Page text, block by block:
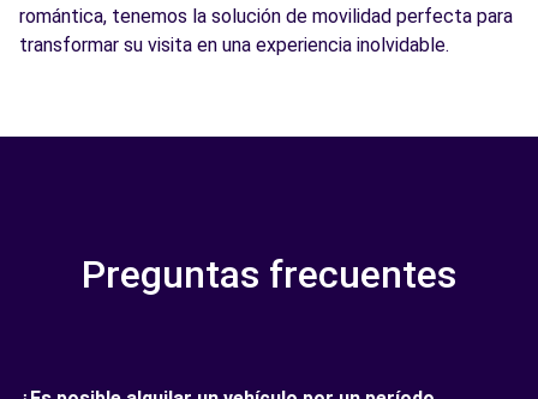
romántica, tenemos la solución de movilidad perfecta para
transformar su visita en una experiencia inolvidable.
Preguntas frecuentes